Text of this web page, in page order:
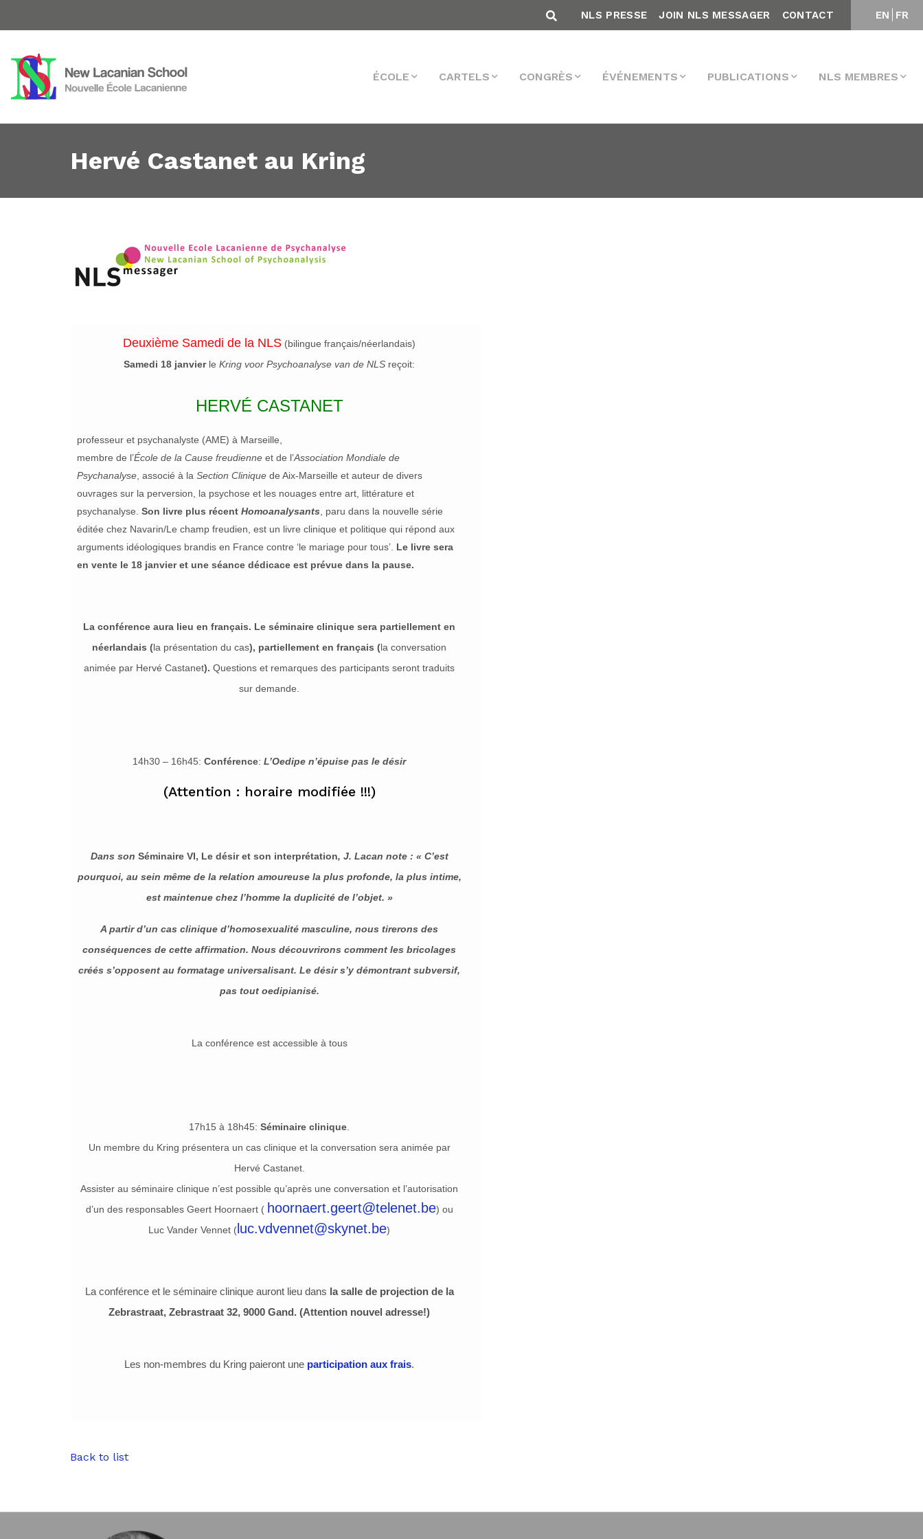
EN FR
NLS PRESSE JOIN NLS MESSAGER CONTACT
ÉCOLE CARTELS CONGRÈS ÉVÉNEMENTS PUBLICATIONS NLS MEMBRES
Hervé Castanet au Kring
Deuxième Samedi de la NLS (bilingue français/néerlandais)
Samedi 18 janvierle Kring voor Psychoanalyse van de NLS reçoit:
HERVÉ CASTANET
professeur et psychanalyste (AME) à Marseille,
membre de l’École de la Cause freudienne et de l’Association Mondiale de
Psychanalyse , associé à la Section Clinique de Aix-Marseille et auteur de divers
ouvrages sur la perversion, la psychose et les nouages entre art, littérature et
psychanalyse. Son livre plus récent Homoanalysants , paru dans la nouvelle série
éditée chez Navarin/Le champ freudien, est un livre clinique et politique qui répond aux
arguments idéologiques brandis en France contre ‘le mariage pour tous’. Le livre sera
en vente le 18 janvier et une séance dédicace est prévue dans la pause.
La conférence aura lieu en français. Le séminaire clinique sera partiellement en
néerlandais (la présentation du cas), partiellement en français (la conversation
animée par Hervé Castanet). Questions et remarques des participants seront traduits
sur demande.
14h30 – 16h45: Conférence: L’Oedipe n’épuise pas le désir
(Attention : horaire modifiée !!!)
Dans son Séminaire VI, Le désir et son interprétation, J. Lacan note : « C’est
pourquoi, au sein même de la relation amoureuse la plus profonde, la plus intime,
est maintenue chez l’homme la duplicité de l’objet. »
A partir d’un cas clinique d’homosexualité masculine, nous tirerons des
conséquences de cette affirmation. Nous découvrirons comment les bricolages
créés s’opposent au formatage universalisant. Le désir s’y démontrant subversif,
pas tout oedipianisé.
La conférence est accessible à tous
17h15 à 18h45: Séminaire clinique
Un membre du Kring présentera un cas clinique et la conversation sera animée par
Hervé Castanet.
Assister au séminaire clinique n’est possible qu’après une conversation et l’autorisation
d’un des responsables Geert Hoornaert ( hoornaert.geert@telenet.be) ou
Luc Vander Vennet ( luc.vdvennet@skynet.be)
La conférence et le séminaire clinique auront lieu dans la salle de projection de la
Zebrastraat, Zebrastraat 32, 9000 Gand. (Attention nouvel adresse!)
Les non-membres du Kring paieront une participation aux frais.
Back to list